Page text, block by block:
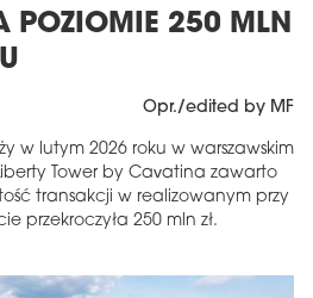
POZIOMIE 250 MLN
Opr./edited by MF
w lutym 2026 roku w warszawskim
Tower by Cavatina zawarto
transakcji w realizowanym przy
przekroczyła 250 mln zł.